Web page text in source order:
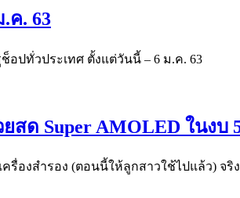
ค. 63
ปทั่วประเทศ ตั้งแต่วันนี้ – 6 ม.ค. 63
สด Super AMOLED ในงบ
ครื่องสำรอง (ตอนนี้ให้ลูกสาวใช้ไปแล้ว) จ